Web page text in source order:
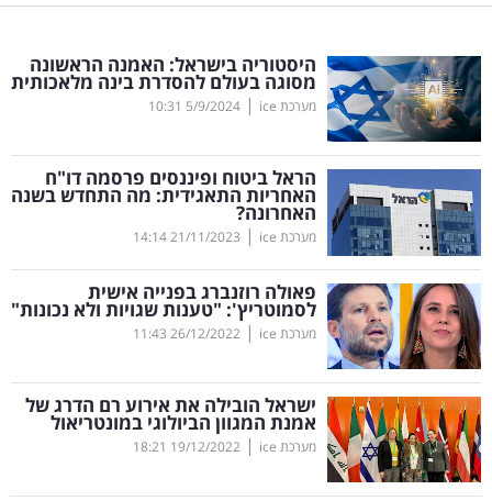
דיגיטל
וטק
שיווק
ופרסום
משפט
מדדים
ומחקרים
דעות
רכילות
עסקית
היסטוריה בישראל: האמנה הראשונה
מסוגה בעולם להסדרת בינה מלאכותית
מערכת ice |
5/9/2024
10:31
הראל ביטוח ופיננסים פרסמה דו"ח
האחריות התאגידית: מה התחדש בשנה
האחרונה?
מערכת ice |
21/11/2023
14:14
פאולה רוזנברג בפנייה אישית
לסמוטריץ': "טענות שגויות ולא נכונות"
מערכת ice |
26/12/2022
11:43
ישראל הובילה את אירוע רם הדרג של
אמנת המגוון הביולוגי במונטריאול
מערכת ice |
19/12/2022
18:21